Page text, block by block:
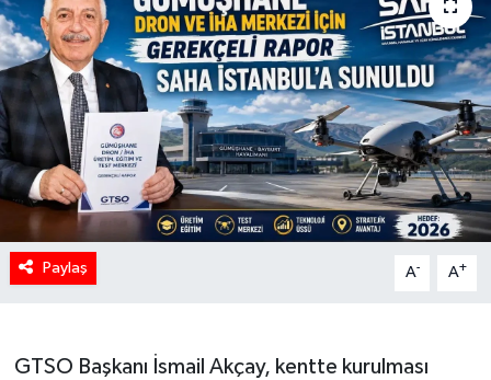
Paylaş A- A+
GTSO Başkanı İsmail Akçay, kentte kurulması